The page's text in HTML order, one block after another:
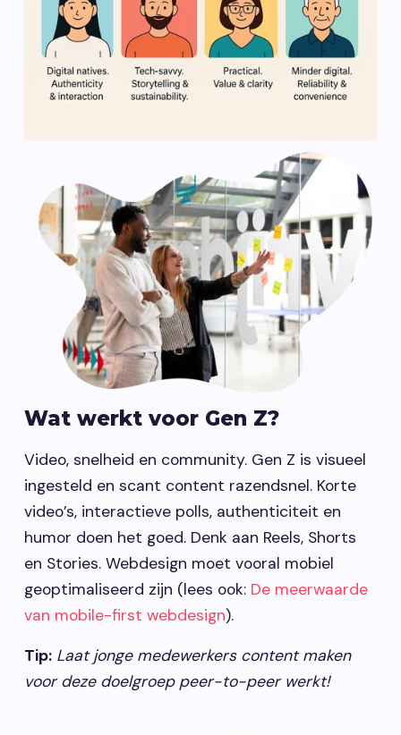
Wat werkt voor Gen Z?
Video, snelheid en community. Gen Z is visueel
ingesteld en scant content razendsnel. Korte
video’s, interactieve polls, authenticiteit en
humor doen het goed. Denk aan Reels, Shorts
en Stories. Webdesign moet vooral mobiel
geoptimaliseerd zijn (lees ook: De meerwaarde
van mobile-first webdesign).
Tip: Laat jonge medewerkers content maken
voor deze doelgroep peer-to-peer werkt!